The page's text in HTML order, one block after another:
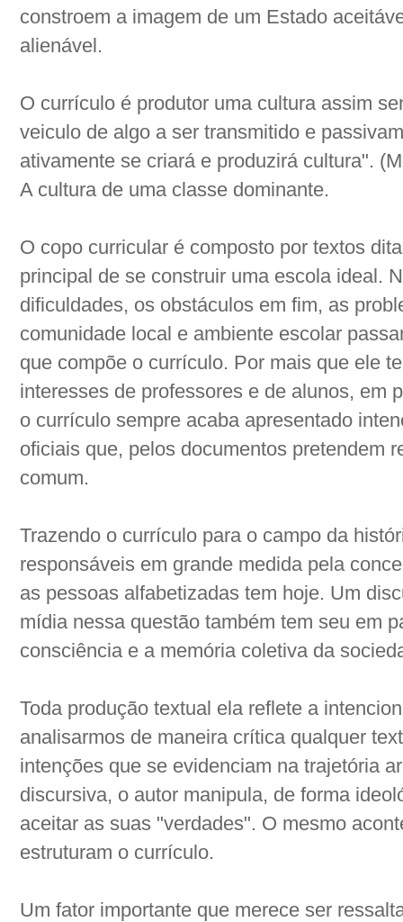
constroem a imagem de um Estado
alienável.
O currículo é produtor uma cultura assim
veiculo de algo a ser transmitido e
ativamente se criará e produzirá cultura".
A cultura de uma classe dominante.
O copo curricular é composto por textos
principal de se construir uma escola ideal.
dificuldades, os obstáculos em fim, as
comunidade local e ambiente escolar
que compõe o currículo. Por mais que ele
interesses de professores e de alunos, em
o currículo sempre acaba apresentado
oficiais que, pelos documentos pretendem
comum.
Trazendo o currículo para o campo da
responsáveis em grande medida pela
as pessoas alfabetizadas tem hoje. Um
mídia nessa questão também tem seu em
consciência e a memória coletiva da
Toda produção textual ela reflete a
analisarmos de maneira crítica qualquer
intenções que se evidenciam na trajetória
discursiva, o autor manipula, de forma
aceitar as suas "verdades". O mesmo
estruturam o currículo.
Um fator importante que merece ser